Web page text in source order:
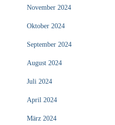
November 2024
Oktober 2024
September 2024
August 2024
Juli 2024
April 2024
März 2024